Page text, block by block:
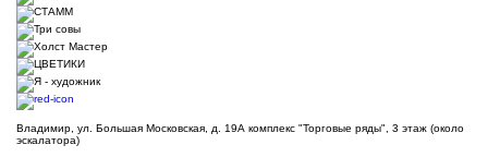
Владимир, ул. Большая Московская, д. 19А комплекс "Торговые ряды", 3 этаж (около
эскалатора)